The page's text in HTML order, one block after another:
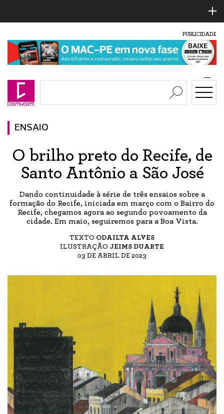
PUBLICIDADE
ENSAIO
O brilho preto do Recife, de
Santo Antônio a São José
Dando continuidade à série de três ensaios sobre a
formação do Recife, iniciada em março com o Bairro do
Recife, chegamos agora ao segundo povoamento da
cidade. Em maio, seguiremos para a Boa Vista.
TEXTO ODAILTA ALVES
ILUSTRAÇÃO JEIMS DUARTE
03 DE ABRIL DE 2023